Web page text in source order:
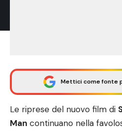
Mettici come fonte
Le riprese del nuovo film di
Man continuano nella